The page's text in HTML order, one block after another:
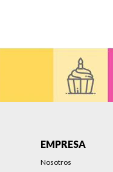
EMPRESA
Nosotros